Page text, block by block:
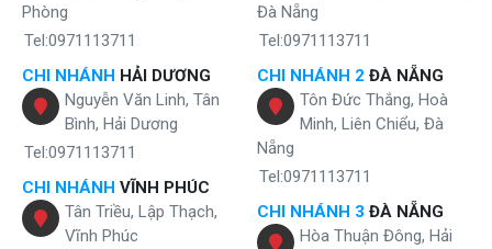
Phòng
Tel:0971113711
CHI NHÁNH HẢI DƯƠNG
Nguyễn Văn Linh, Tân
Bình, Hải Dương
Tel:0971113711
CHI NHÁNH VĨNH PHÚC
Tân Triều, Lập Thạch,
Vĩnh Phúc
Đà Nẵng
Tel:0971113711
CHI NHÁNH 2 ĐÀ NẴNG
Tôn Đức Thắng, Hoà
Minh, Liên Chiểu, Đà
Nẵng
Tel:0971113711
CHI NHÁNH 3 ĐÀ NẴNG
Hòa Thuận Đông, Hải